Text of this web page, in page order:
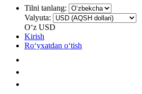
Tilni tanlang:
Valyuta:
Oʻz USD
Kirish
Roʻyxatdan oʻtish